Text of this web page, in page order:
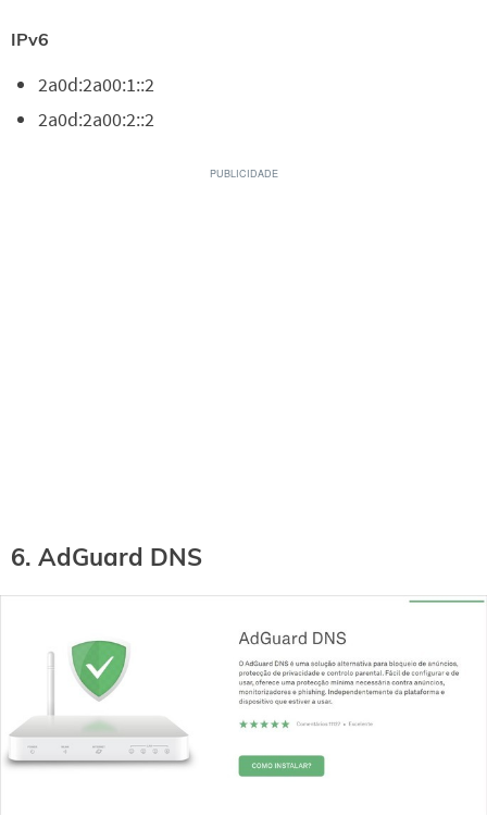
IPv6
2a0d:2a00:1::2
2a0d:2a00:2::2
6. AdGuard DNS